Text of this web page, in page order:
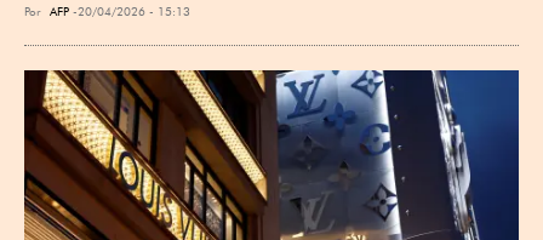
Por AFP 20/04/2026 - 15:13